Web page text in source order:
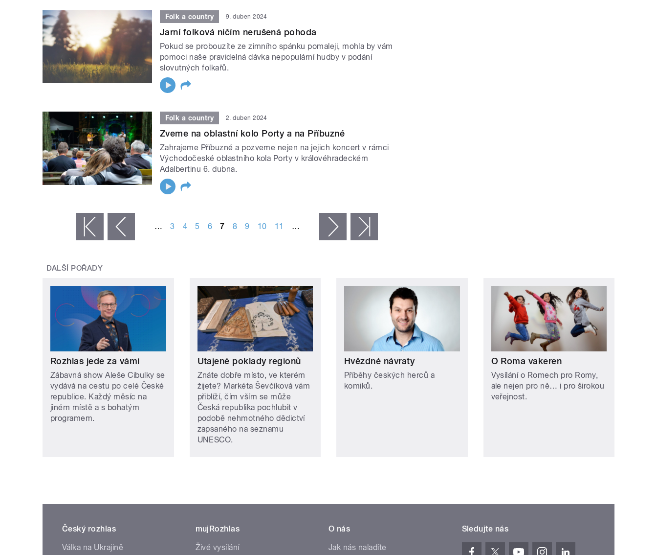
Folk a country 9. duben 2024
Jarní folková ničím nerušená pohoda
Pokud se probouzíte ze zimního spánku pomaleji, mohla by vám
pomoci naše pravidelná dávka nepopulární hudby v podání
slovutných folkařů.
Folk a country 2. duben 2024
Zveme na oblastní kolo Porty a na Příbuzné
Zahrajeme Příbuzné a pozveme nejen na jejich koncert v rámci
Východočeské oblastního kola Porty v královéhradeckém
Adalbertinu 6. dubna.
‹ předchozí … 3 4 5 6 7 8 9 10 11 … následující ›
DALŠÍ POŘADY
Rozhlas jede za vámi
Zábavná show Aleše Cibulky se
vydává na cestu po celé České
republice. Každý měsíc na
jiném místě a s bohatým
programem.
Utajené poklady regionů
Znáte dobře místo, ve kterém
žijete? Markéta Ševčíková vám
přiblíží, čím vším se může
Česká republika pochlubit v
podobě nehmotného dědictví
zapsaného na seznamu
UNESCO.
Hvězdné návraty
Příběhy českých herců a
komiků.
O Roma vakeren
Vysílání o Romech pro Romy,
ale nejen pro ně… i pro širokou
veřejnost.
Český rozhlas
Válka na Ukrajině
mujRozhlas
Živé vysílání
O nás
Jak nás naladíte
Sledujte nás